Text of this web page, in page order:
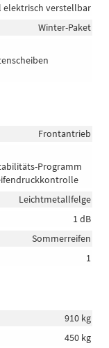
elektrisch verstellbar
Winter-Paket
Frontantrieb
Programm
Leichtmetallfelge
1 dB
Sommerreifen
1
910 kg
450 kg